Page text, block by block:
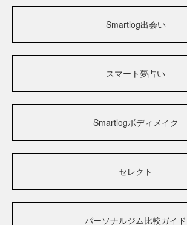
Smartlog出会い
スマート夢占い
Smartlogボディメイク
セレクト
パーソナルジム比較ガイド